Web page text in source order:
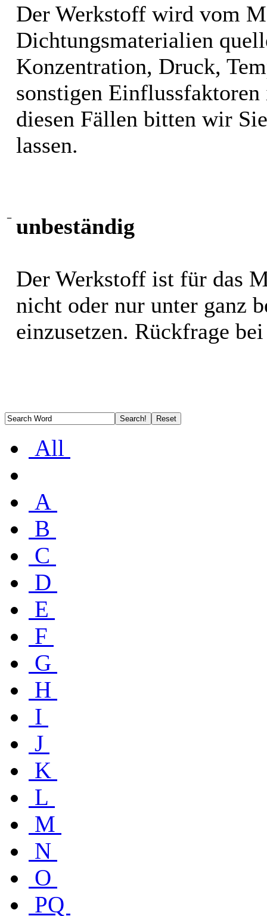
Der Werkstoff wird vom
Dichtungsmaterialien
Konzentration, Druck,
sonstigen
diesen Fällen bitten wir
lassen.
− unbeständig
Der Werkstoff ist für das
nicht oder nur unter ganz
einzusetzen. Rückfrage
All
A
B
C
D
E
F
G
H
I
J
K
L
M
N
O
PQ